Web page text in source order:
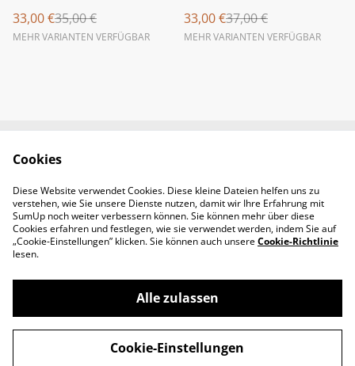
33,00 €35,00 €
MEHR VARIANTEN VERFÜGBAR
33,00 €37,00 €
MEHR VARIANTEN VERFÜGBAR
Legal Terms
Privacy Policy
Cookie Policy
©2026Padel-Tennisshop
powered by
Cookies
Diese Website verwendet Cookies. Diese kleine Dateien helfen uns zu
verstehen, wie Sie unsere Dienste nutzen, damit wir Ihre Erfahrung mit
SumUp noch weiter verbessern können. Sie können mehr über diese
Cookies erfahren und festlegen, wie sie verwendet werden, indem Sie auf
„Cookie-Einstellungen” klicken. Sie können auch unsereCookie-Richtlinie
lesen.
Alle zulassen
Cookie-Einstellungen